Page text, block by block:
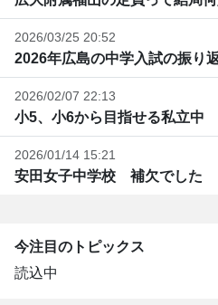
2026/03/25 20:52
2026年広島の中学入試の振り
2026/02/07 22:13
小5、小6から目指せる私立中
2026/01/14 15:21
安田女子中学校 補欠でした
今注目のトピックス
読込中